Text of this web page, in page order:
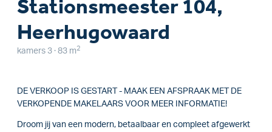
Stationsmeester 104,
Heerhugowaard
kamers 3 · 83 m 2
DE VERKOOP IS GESTART - MAAK EEN AFSPRAAK MET DE
VERKOPENDE MAKELAARS VOOR MEER INFORMATIE!
Droom jij van een modern, betaalbaar en compleet afgewerkt